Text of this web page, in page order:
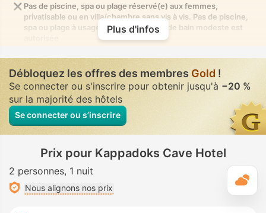
Pas de piscine, spa ou plage réservé(e) aux femmes,
privatisable ou en villa/chambre sans vis à vis. Pas de piscine,
spa ou plage à usage mixte où la tenue de bain modeste est
Plus d'infos
Débloquez les offres des membres Gold !
Se connecter ou s'inscrire pour obtenir jusqu'à −20 %
sur la majorité des hôtels
Se connecter ou s’inscrire
Prix pour Kappadoks Cave Hotel
2 personnes 1 nuit
Nous alignons nos prix